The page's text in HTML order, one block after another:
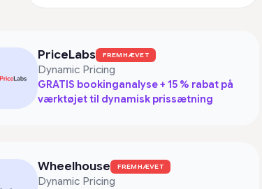
PriceLabs FREMHÆVET
Dynamic Pricing
GRATIS bookinganalyse + 15 % rabat på
værktøjet til dynamisk prissætning
Wheelhouse FREMHÆVET
Dynamic Pricing